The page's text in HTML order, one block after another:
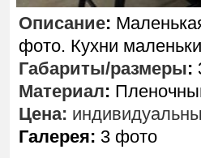
Описание:
фото. Кухни
Габариты/размеры:
Материал:
Цена:
Галерея: 3 фото